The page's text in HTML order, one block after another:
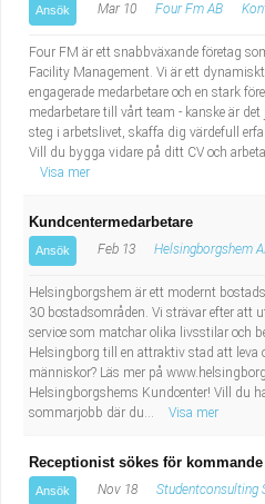
Ansök Mar 10 Four Fm AB
Four FM är ett snabbväxande företag
Facility Management. Vi är ett
engagerade medarbetare och en stark
medarbetare till vårt team - kanske är
steg i arbetslivet, skaffa dig värdefull
Vill du bygga vidare på ditt CV och
Visa mer
Kundcentermedarbetare
Ansök Feb 13 Helsingborgshem
Helsingborgshem är ett modernt
30 bostadsområden. Vi strävar efter att
service som matchar olika livsstilar och
Helsingborg till en attraktiv stad att leva
människor? Läs mer på
Helsingborgshems Kundcenter! Vill du
sommarjobb där du...
Visa mer
Receptionist sökes för
Ansök Nov 18
Studentconsulting